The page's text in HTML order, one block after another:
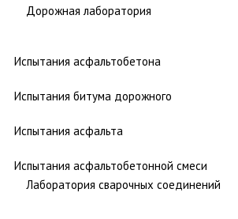
Дорожная лаборатория
Испытания асфальтобетона
Испытания битума дорожного
Испытания асфальта
Испытания асфальтобетонной смеси
Лаборатория сварочных соединений